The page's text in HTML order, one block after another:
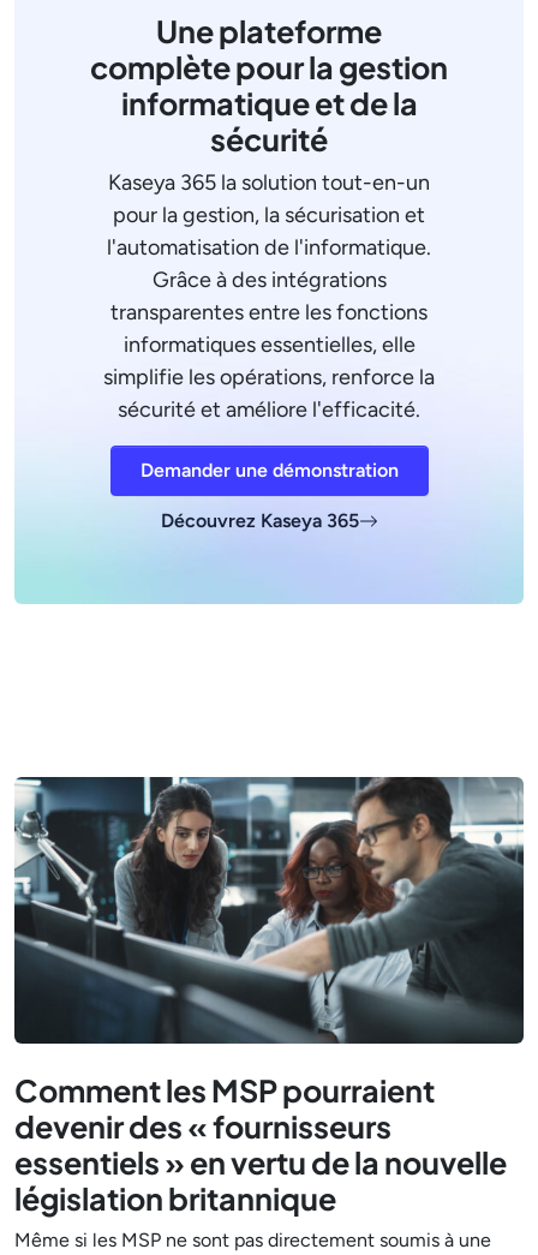
Une plateforme
complète pour la gestion
informatique et de la
sécurité
Kaseya 365 la solution tout-en-un
pour la gestion, la sécurisation et
l'automatisation de l'informatique.
Grâce à des intégrations
transparentes entre les fonctions
informatiques essentielles, elle
simplifie les opérations, renforce la
sécurité et améliore l'efficacité.
Demander une démonstration
Découvrez Kaseya 365
Comment les MSP pourraient
devenir des « fournisseurs
essentiels » en vertu de la nouvelle
législation britannique
Même si les MSP ne sont pas directement soumis à une